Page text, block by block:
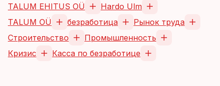
TALUM EHITUS OÜ
Hardo Ulm
TALUM OÜ
безработица
Рынок труда
Строительство
Промышленность
Кризис
Касса по безработице